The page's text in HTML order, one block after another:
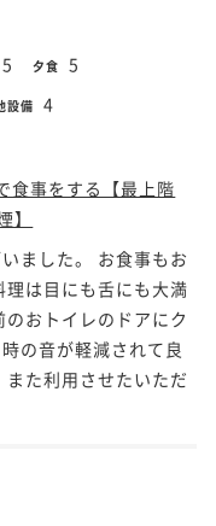
5 夕食 5
設備 4
食事をする【最上階
ました。 お食事もお
は目にも舌にも大満
おトイレのドアにク
の音が軽減されて良
た利用させたいただ